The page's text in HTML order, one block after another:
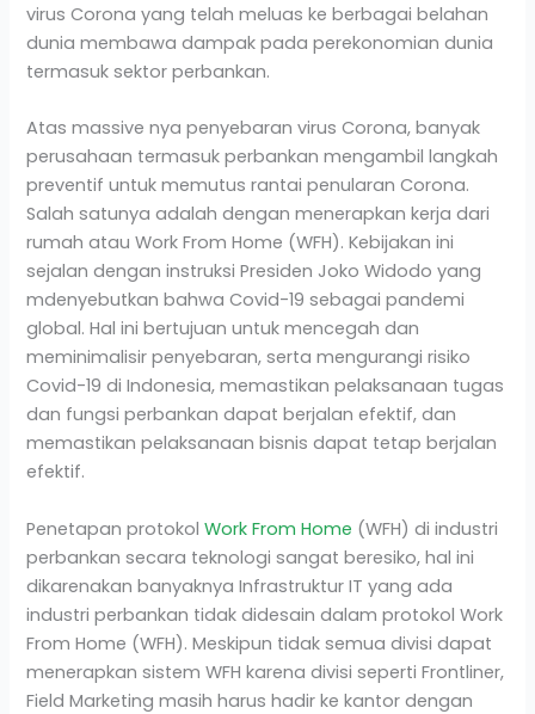
virus Corona yang telah meluas ke berbagai belahan
dunia membawa dampak pada perekonomian dunia
termasuk sektor perbankan.
Atas massive nya penyebaran virus Corona, banyak
perusahaan termasuk perbankan mengambil langkah
preventif untuk memutus rantai penularan Corona.
Salah satunya adalah dengan menerapkan kerja dari
rumah atau Work From Home (WFH). Kebijakan ini
sejalan dengan instruksi Presiden Joko Widodo yang
mdenyebutkan bahwa Covid-19 sebagai pandemi
global. Hal ini bertujuan untuk mencegah dan
meminimalisir penyebaran, serta mengurangi risiko
Covid-19 di Indonesia, memastikan pelaksanaan tugas
dan fungsi perbankan dapat berjalan efektif, dan
memastikan pelaksanaan bisnis dapat tetap berjalan
efektif.
Penetapan protokolWork From Home (WFH) di industri
perbankan secara teknologi sangat beresiko, hal ini
dikarenakan banyaknya Infrastruktur IT yang ada
industri perbankan tidak didesain dalam protokol Work
From Home (WFH). Meskipun tidak semua divisi dapat
menerapkan sistem WFH karena divisi seperti Frontliner,
Field Marketing masih harus hadir ke kantor dengan